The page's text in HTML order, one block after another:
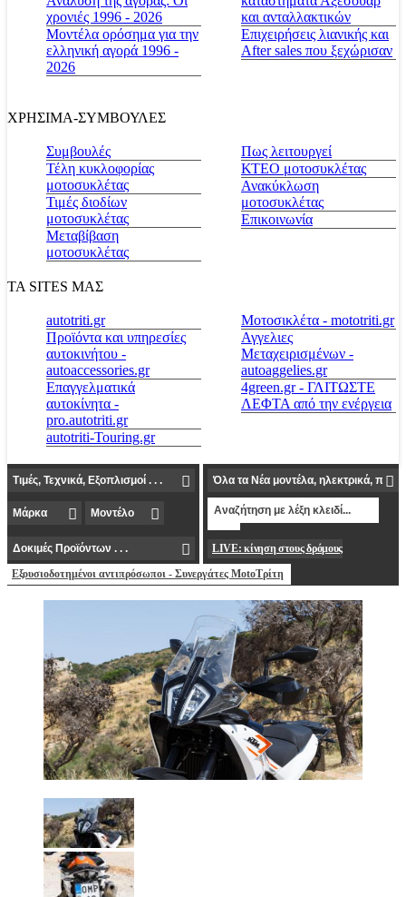
χρονιές 1996 - 2026
Μοντέλα ορόσημα για την
ελληνική αγορά 1996 -
2026
και ανταλλακτικών
Επιχειρήσεις λιανικής και
After sales που ξεχώρισαν
ΧΡΗΣΙΜΑ-ΣΥΜΒΟΥΛΕΣ
Συμβουλές
Τέλη κυκλοφορίας
μοτοσυκλέτας
Τιμές διοδίων
μοτοσυκλέτας
Μεταβίβαση
μοτοσυκλέτας
Πως λειτουργεί
ΚΤΕΟ μοτοσυκλέτας
Ανακύκλωση
μοτοσυκλέτας
Επικοινωνία
ΤΑ SITES ΜΑΣ
autotriti.gr
Προϊόντα και υπηρεσίες
αυτοκινήτου -
autoaccessories.gr
Επαγγελματικά
αυτοκίνητα -
pro.autotriti.gr
autotriti-Touring.gr
Μοτοσικλέτα - mototriti.gr
Αγγελιες
Μεταχειρισμένων -
autoaggelies.gr
4green.gr - ΓΛΙΤΩΣΤΕ
ΛΕΦΤΑ από την ενέργεια
LIVE: κίνηση στους δρόμους
Εξουσιοδοτημένοι αντιπρόσωποι - Συνεργάτες MotoΤρίτη